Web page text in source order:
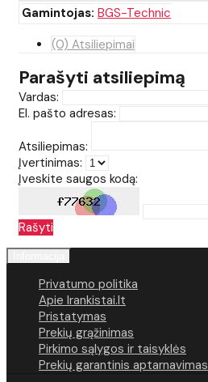
Gamintojas: BGS-Technic
(0) Atsiliepimai
Parašyti atsiliepimą
Vardas:
El. pašto adresas:
Atsiliepimas:
Įvertinimas:
Įveskite saugos kodą:
Rašyti
Privatumo politika
Apie Irankistai.lt
Pristatymas
Prekių grąžinimas
Pirkimo sąlygos ir taisyklės
Prekių garantinis aptarnavimas